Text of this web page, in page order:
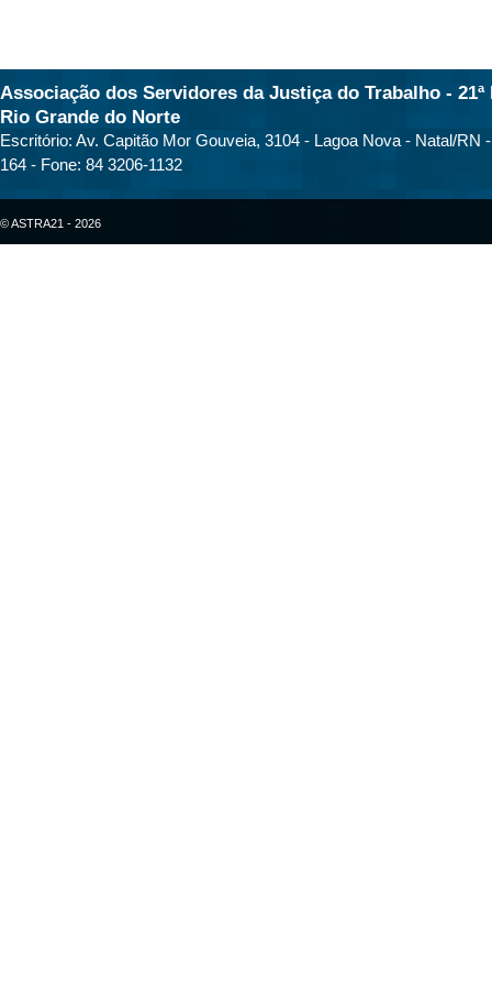
Associação dos Servidores da Justiça do Trabalho - 21ª
Rio Grande do Norte
Escritório: Av. Capitão Mor Gouveia, 3104 - Lagoa Nova - Natal/RN
164 - Fone: 84 3206-1132
© ASTRA21 - 2026